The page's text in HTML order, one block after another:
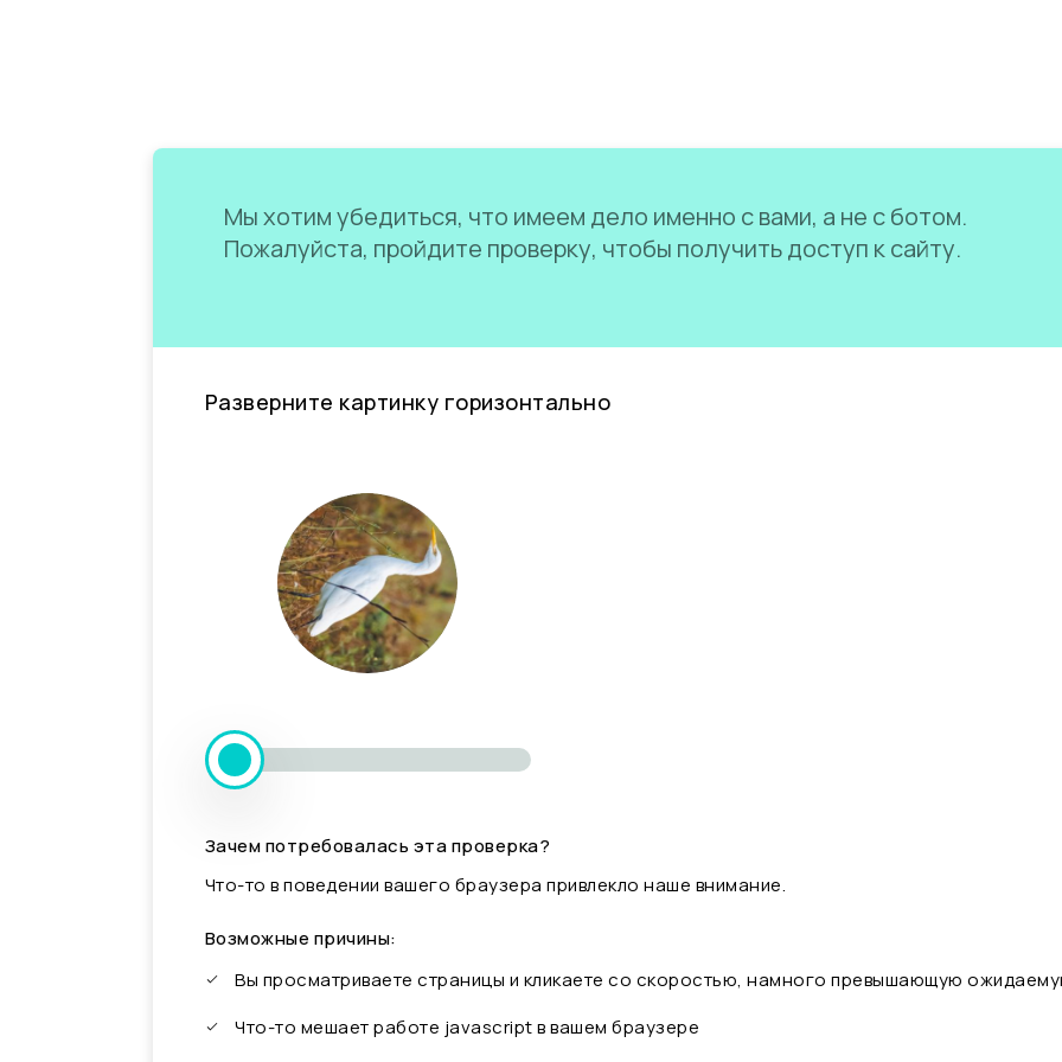
Мы хотим убедиться, что имеем дело именно с вами, а не с ботом.
Пожалуйста, пройдите проверку, чтобы получить доступ к сайту.
Разверните картинку горизонтально
Зачем потребовалась эта проверка?
Что-то в поведении вашего браузера привлекло наше внимание.
Возможные причины:
Вы просматриваете страницы и кликаете со скоростью, намного превышающую
Что-то мешает работе javascript в вашем браузере